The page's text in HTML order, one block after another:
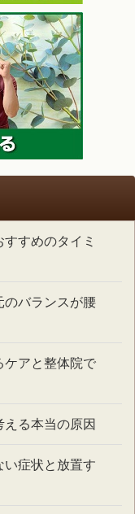
すめのタイミ
のバランスが腰
ケアと整体院で
る本当の原因
い症状と放置す